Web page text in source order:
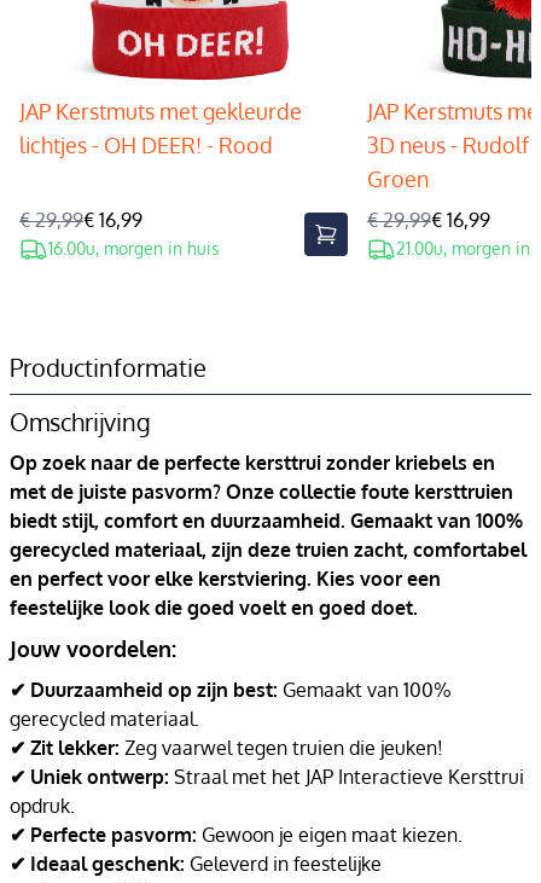
JAP Kerstmuts met gekleurde
lichtjes - OH DEER! - Rood
€ 29,99€ 16,99
16.00u, morgen in huis
JAP Kerstmuts
3D neus - Rudolf
Groen
€ 29,99€ 16,99
21.00u, morgen in
Productinformatie
Omschrijving
Op zoek naar de perfecte kersttrui zonder kriebels en
met de juiste pasvorm? Onze collectie foute kersttruien
biedt stijl, comfort en duurzaamheid. Gemaakt van 100%
gerecycled materiaal, zijn deze truien zacht, comfortabel
en perfect voor elke kerstviering. Kies voor een
feestelijke look die goed voelt en goed doet.
Jouw voordelen:
✔ Duurzaamheid op zijn best: Gemaakt van 100%
gerecycled materiaal.
✔ Zit lekker: Zeg vaarwel tegen truien die jeuken!
✔ Uniek ontwerp: Straal met het JAP Interactieve Kersttrui
opdruk.
✔ Perfecte pasvorm: Gewoon je eigen maat kiezen.
✔ Ideaal geschenk: Geleverd in feestelijke